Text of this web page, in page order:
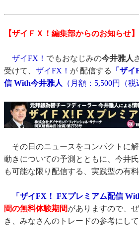
【ザイＦＸ！編集部からのお知らせ】
ザイFX！ でもおなじみの今井雅人
受けて、 ザイFX！ が 配信する
「ザ
信 With今井雅人
（月額：5,500円（税
その日のニュースをコンパクトに
動きについての予測とともに、今井
も可能な限り配信する、実践型の有料
「ザイFX！ FXプレミアム配信
間の無料体験期間がありますので、
き、みなさんのトレードの参考にして